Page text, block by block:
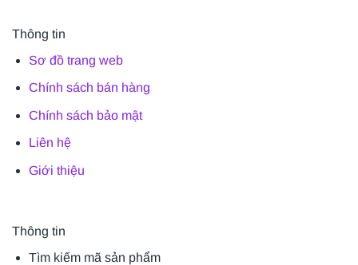
Thông tin
Sơ đồ trang web
Chính sách bán hàng
Chính sách bảo mật
Liên hệ
Giới thiệu
Thông tin
Tìm kiếm mã sản phẩm